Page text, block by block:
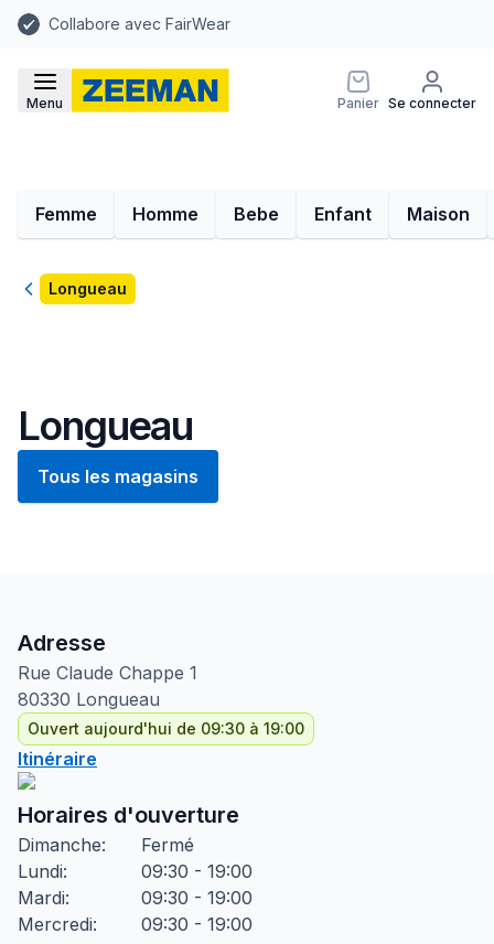
Collabore avec FairWear
Menu Panier Se connecter
Femme Homme Bebe Enfant Maison
RetourLongueau
Longueau
Tous les magasins
Adresse
Rue Claude Chappe 1
80330 Longueau
Ouvert aujourd'hui de 09:30 à 19:00
Itinéraire
Horaires d'ouverture
Dimanche:
Fermé
Lundi:
09:30 - 19:00
Mardi:
09:30 - 19:00
Mercredi:
09:30 - 19:00